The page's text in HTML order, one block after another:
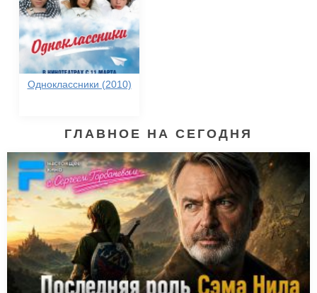
Одноклассники (2010)
ГЛАВНОЕ НА СЕГОДНЯ